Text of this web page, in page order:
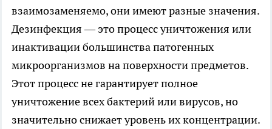
взаимозаменяемо, они имеют разные значения.
Дезинфекция — это процесс уничтожения или
инактивации большинства патогенных
микроорганизмов на поверхности предметов.
Этот процесс не гарантирует полное
уничтожение всех бактерий или вирусов, но
значительно снижает уровень их концентрации.